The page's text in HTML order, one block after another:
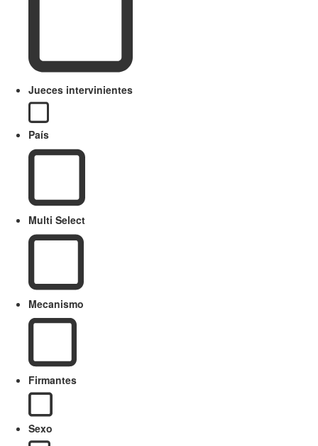
Jueces intervinientes
País
Multi Select
Mecanismo
Firmantes
Sexo